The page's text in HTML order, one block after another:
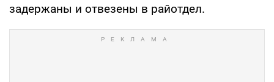
задержаны и отвезены в райотдел.